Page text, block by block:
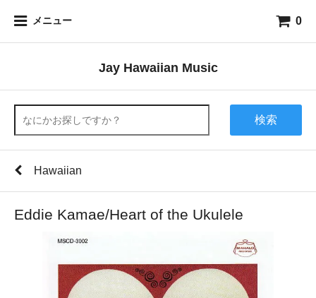
メニュー 0
Jay Hawaiian Music
検索
Hawaiian
Eddie Kamae/Heart of the Ukulele